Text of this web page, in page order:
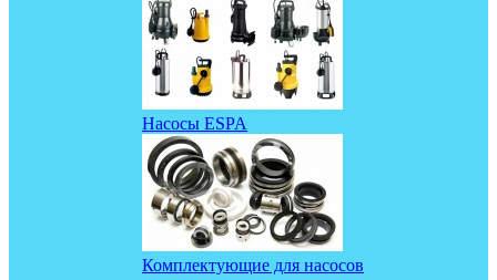
Насосы ESPA
Комплектующие для насосов